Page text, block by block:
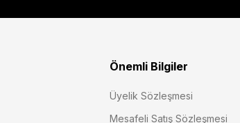
Önemli Bilgiler
Üyelik Sözleşmesi
Mesafeli Satış Sözleşmesi